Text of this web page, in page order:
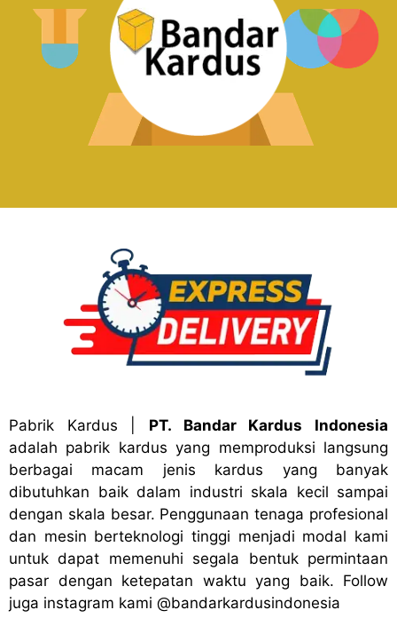
Pabrik Kardus
PT. Bandar Kardus Indonesia
adalah pabrik kardus yang memproduksi langsung
berbagai macam jenis kardus yang banyak
dibutuhkan baik dalam industri skala kecil sampai
dengan skala besar. Penggunaan tenaga profesional
dan mesin berteknologi tinggi menjadi modal kami
untuk dapat memenuhi segala bentuk permintaan
pasar dengan ketepatan waktu yang baik. Follow
juga instagram kami @bandarkardusindonesia